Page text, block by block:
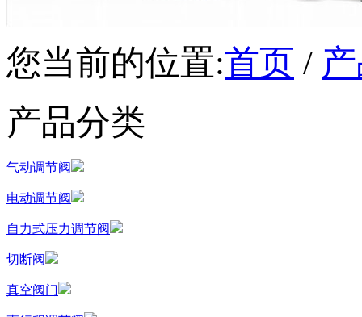
您当前的位置:首页 /
产品分类
气动调节阀
电动调节阀
自力式压力调节阀
切断阀
真空阀门